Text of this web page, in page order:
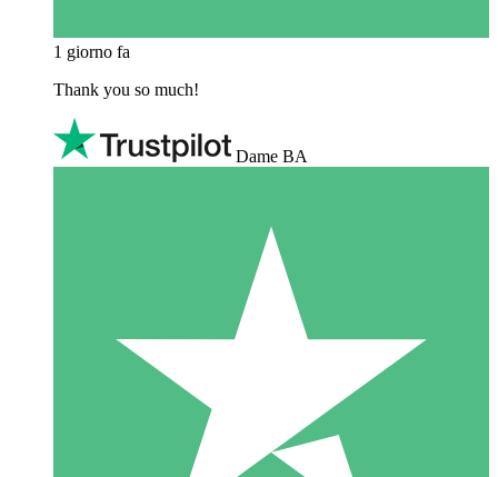
1 giorno fa
Thank you so much!
Dame BA